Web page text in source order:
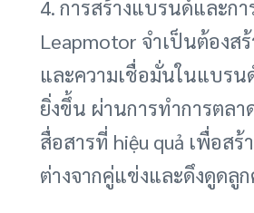
4. การสร้างแบรนด์และกา
Leapmotor จำเป็นต้องส
และความเชื่อมั่นในแบรน
ยิ่งขึ้น ผ่านการทำการตลา
สื่อสารที่ hiệu quả เพื่อสร้
ต่างจากคู่แข่งและดึงดูดลูก